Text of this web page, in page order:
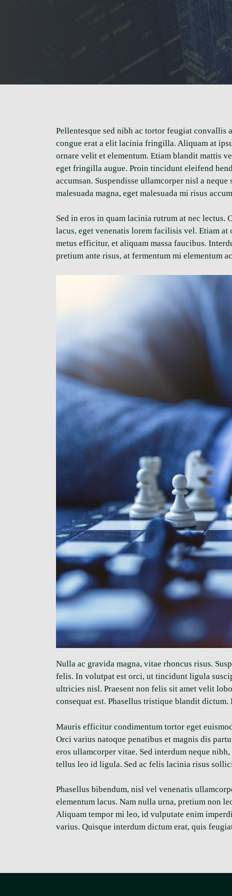
Pellentesque sed nibh ac tortor feugiat convallis
congue erat a elit lacinia fringilla. Aliquam at
ornare velit et elementum. Etiam blandit mattis
eget fringilla augue. Proin tincidunt eleifend
accumsan. Suspendisse ullamcorper nisl a
malesuada magna, eget malesuada mi risus
Sed in eros in quam lacinia rutrum at nec
lacus, eget venenatis lorem facilisis vel. Etiam
metus efficitur, et aliquam massa faucibus.
pretium ante risus, at fermentum mi elementum
Nulla ac gravida magna, vitae rhoncus risus.
felis. In volutpat est orci, ut tincidunt ligula
ultricies nisl. Praesent non felis sit amet velit
consequat est. Phasellus tristique blandit
Mauris efficitur condimentum tortor eget
Orci varius natoque penatibus et magnis dis
eros ullamcorper vitae. Sed interdum neque
tellus leo id ligula. Sed ac felis lacinia risus
Phasellus bibendum, nisl vel venenatis
elementum lacus. Nam nulla urna, pretium non
Aliquam tempor mi leo, id vulputate enim
varius. Quisque interdum dictum erat, quis